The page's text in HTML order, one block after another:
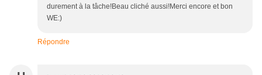
durement à la tâche!Beau cliché aussi!Merci encore et bon
WE:)
Répondre